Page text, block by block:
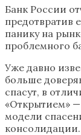
Банк России
предотвратив
панику на
проблемного
Уже давно
больше
спасут, в
«Открытием»
модели
консолидации.